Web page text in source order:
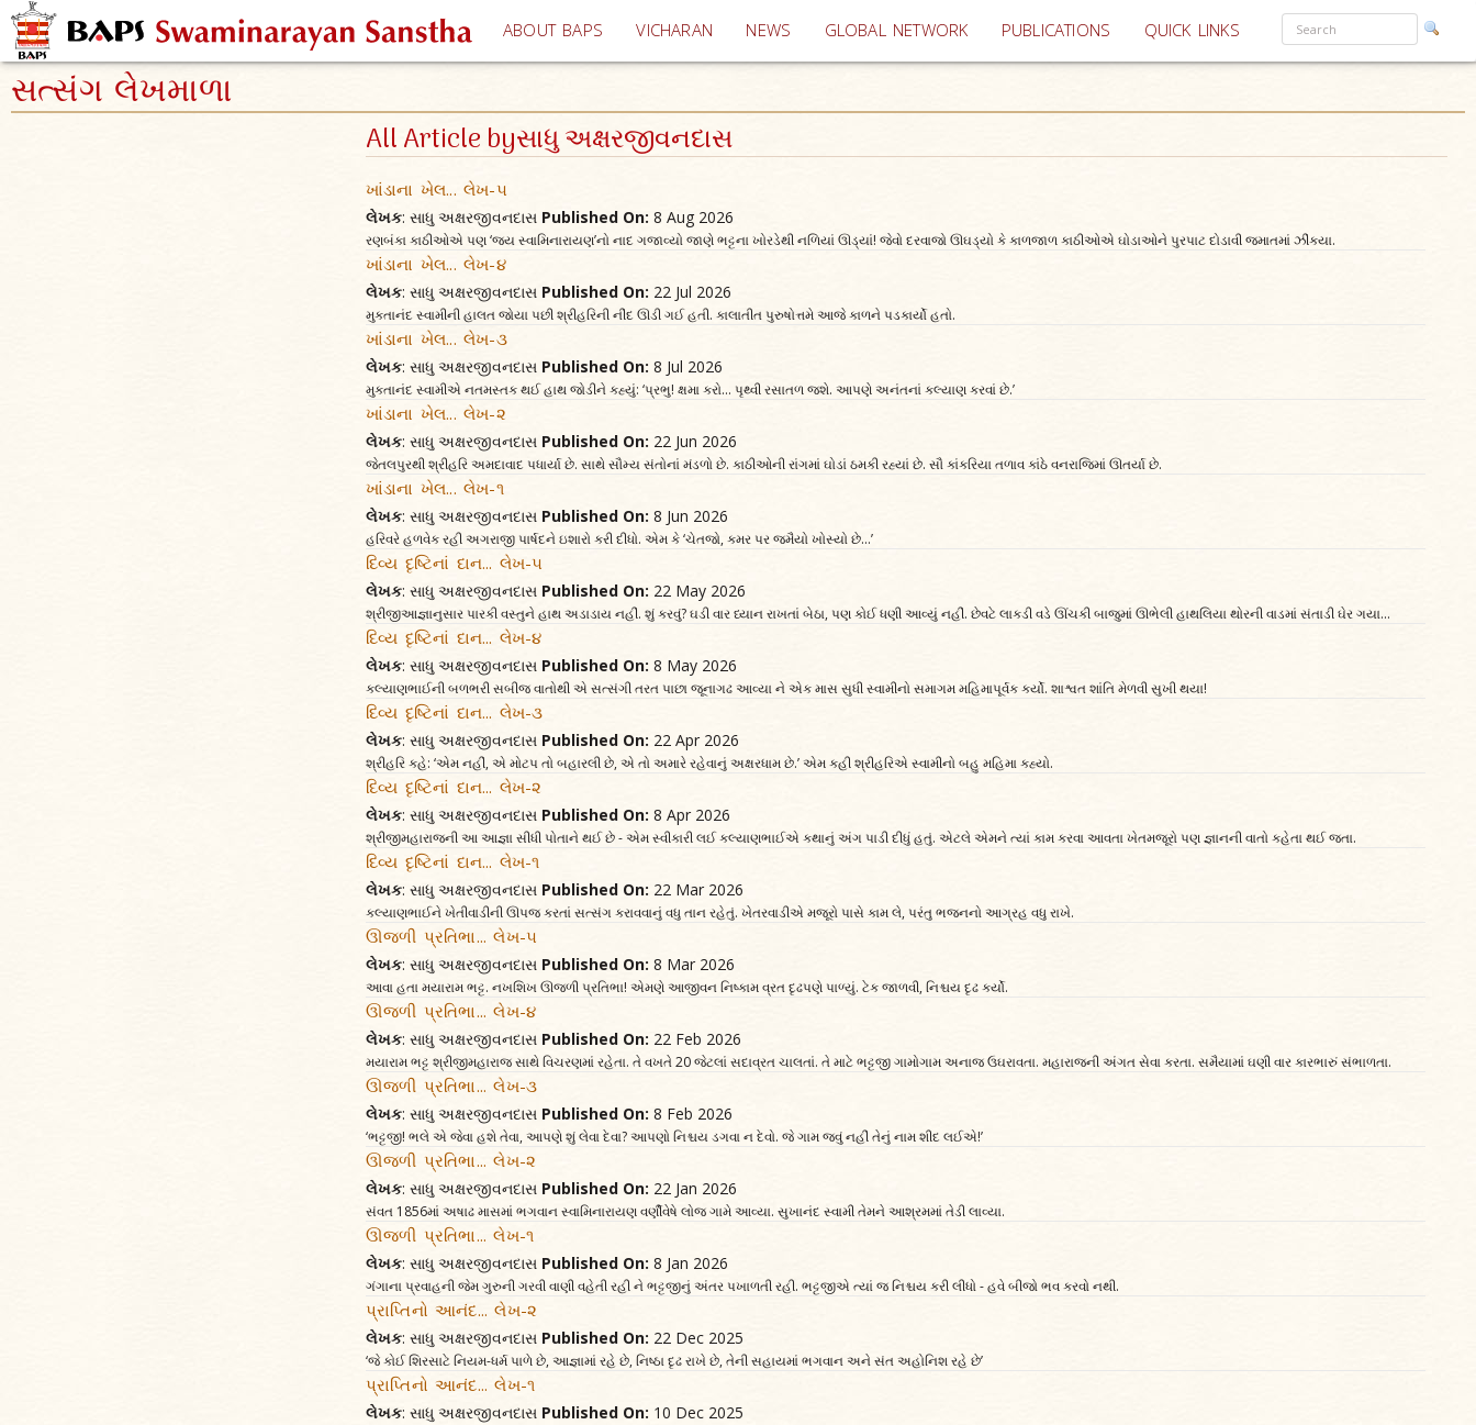
ABOUT BAPS VICHARAN (current)
NEWS GLOBAL NETWORK PUBLICATIONS QUICK LINKS
સત્સંગ લેખમાળા
All Article byસાધુ અક્ષરજીવનદાસ
ખાંડાના ખેલ... લેખ-૫
લેખક: સાધુ અક્ષરજીવનદાસ Published On: 8 Aug 2026
રણબંકા કાઠીઓએ પણ ‘જય સ્વામિનારાયણ’નો નાદ ગજાવ્યો જાણે ભટ્ટના ખોરડેથી નળિયાં ઊડ્યાં! જેવો દરવાજો ઊઘડ્યો કે કાળજાળ કાઠીઓએ ઘોડાઓને પુરપાટ દોડાવી જમાતમાં ઝીંક્યા.
ખાંડાના ખેલ... લેખ-૪
લેખક: સાધુ અક્ષરજીવનદાસ Published On: 22 Jul 2026
મુક્તાનંદ સ્વામીની હાલત જોયા પછી શ્રીહરિની નીંદ ઊડી ગઈ હતી. કાલાતીત પુરુષોત્તમે આજે કાળને પડકાર્યો હતો.
ખાંડાના ખેલ... લેખ-૩
લેખક: સાધુ અક્ષરજીવનદાસ Published On: 8 Jul 2026
મુક્તાનંદ સ્વામીએ નતમસ્તક થઈ હાથ જોડીને કહ્યું: ‘પ્રભુ! ક્ષમા કરો... પૃથ્વી રસાતળ જશે. આપણે અનંતનાં કલ્યાણ કરવાં છે.’
ખાંડાના ખેલ... લેખ-૨
લેખક: સાધુ અક્ષરજીવનદાસ Published On: 22 Jun 2026
જેતલપુરથી શ્રીહરિ અમદાવાદ પધાર્યા છે. સાથે સૌમ્ય સંતોનાં મંડળો છે. કાઠીઓની રાંગમાં ઘોડાં ઠમકી રહ્યાં છે. સૌ કાંકરિયા તળાવ કાંઠે વનરાજિમાં ઊતર્યા છે.
ખાંડાના ખેલ... લેખ-૧
લેખક: સાધુ અક્ષરજીવનદાસ Published On: 8 Jun 2026
હરિવરે હળવેક રહી અગરાજી પાર્ષદને ઇશારો કરી દીધો. એમ કે ‘ચેતજો, કમર પર જમૈયો ખોસ્યો છે...’
દિવ્ય દૃષ્ટિનાં દાન... લેખ-૫
લેખક: સાધુ અક્ષરજીવનદાસ Published On: 22 May 2026
શ્રીજીઆજ્ઞાનુસાર પારકી વસ્તુને હાથ અડાડાય નહીં. શું કરવું? ઘડી વાર ધ્યાન રાખતાં બેઠા, પણ કોઈ ધણી આવ્યું નહીં. છેવટે લાકડી વડે ઊંચકી બાજુમાં ઊભેલી હાથલિયા થોરની વાડમાં સંતાડી ઘેર ગયા...
દિવ્ય દૃષ્ટિનાં દાન... લેખ-૪
લેખક: સાધુ અક્ષરજીવનદાસ Published On: 8 May 2026
કલ્યાણભાઈની બળભરી સબીજ વાતોથી એ સત્સંગી તરત પાછા જૂનાગઢ આવ્યા ને એક માસ સુધી સ્વામીનો સમાગમ મહિમાપૂર્વક કર્યો. શાશ્વત શાંતિ મેળવી સુખી થયા!
દિવ્ય દૃષ્ટિનાં દાન... લેખ-૩
લેખક: સાધુ અક્ષરજીવનદાસ Published On: 22 Apr 2026
શ્રીહરિ કહે: ‘એમ નહીં, એ મોટપ તો બહારલી છે, એ તો અમારે રહેવાનું અક્ષરધામ છે.’ એમ કહી શ્રીહરિએ સ્વામીનો બહુ મહિમા કહ્યો.
દિવ્ય દૃષ્ટિનાં દાન... લેખ-૨
લેખક: સાધુ અક્ષરજીવનદાસ Published On: 8 Apr 2026
શ્રીજીમહારાજની આ આજ્ઞા સીધી પોતાને થઈ છે - એમ સ્વીકારી લઈ કલ્યાણભાઈએ કથાનું અંગ પાડી દીધું હતું. એટલે એમને ત્યાં કામ કરવા આવતા ખેતમજૂરો પણ જ્ઞાનની વાતો કહેતા થઈ જતા.
દિવ્ય દૃષ્ટિનાં દાન... લેખ-૧
લેખક: સાધુ અક્ષરજીવનદાસ Published On: 22 Mar 2026
કલ્યાણભાઈને ખેતીવાડીની ઊપજ કરતાં સત્સંગ કરાવવાનું વધુ તાન રહેતું. ખેતરવાડીએ મજૂરો પાસે કામ લે, પરંતુ ભજનનો આગ્રહ વધુ રાખે.
ઊજળી પ્રતિભા... લેખ-૫
લેખક: સાધુ અક્ષરજીવનદાસ Published On: 8 Mar 2026
આવા હતા મયારામ ભટ્ટ. નખશિખ ઊજળી પ્રતિભા! એમણે આજીવન નિષ્કામ વ્રત દૃઢપણે પાળ્યું. ટેક જાળવી, નિશ્ચય દૃઢ કર્યો.
ઊજળી પ્રતિભા... લેખ-૪
લેખક: સાધુ અક્ષરજીવનદાસ Published On: 22 Feb 2026
મયારામ ભટ્ટ શ્રીજીમહારાજ સાથે વિચરણમાં રહેતા. તે વખતે 20 જેટલાં સદાવ્રત ચાલતાં. તે માટે ભટ્ટજી ગામોગામ અનાજ ઉઘરાવતા. મહારાજની અંગત સેવા કરતા. સમૈયામાં ઘણી વાર કારભારું સંભાળતા.
ઊજળી પ્રતિભા... લેખ-૩
લેખક: સાધુ અક્ષરજીવનદાસ Published On: 8 Feb 2026
‘ભટ્ટજી! ભલે એ જેવા હશે તેવા, આપણે શું લેવા દેવા? આપણો નિશ્ચય ડગવા ન દેવો. જે ગામ જવું નહીં તેનું નામ શીદ લઈએ!’
ઊજળી પ્રતિભા... લેખ-૨
લેખક: સાધુ અક્ષરજીવનદાસ Published On: 22 Jan 2026
સંવત 1856માં અષાઢ માસમાં ભગવાન સ્વામિનારાયણ વર્ણીવેષે લોજ ગામે આવ્યા. સુખાનંદ સ્વામી તેમને આશ્રમમાં તેડી લાવ્યા.
ઊજળી પ્રતિભા... લેખ-૧
લેખક: સાધુ અક્ષરજીવનદાસ Published On: 8 Jan 2026
ગંગાના પ્રવાહની જેમ ગુરુની ગરવી વાણી વહેતી રહી ને ભટ્ટજીનું અંતર પખાળતી રહી. ભટ્ટજીએ ત્યાં જ નિશ્ચય કરી લીધો - હવે બીજો ભવ કરવો નથી.
પ્રાપ્તિનો આનંદ... લેખ-૨
લેખક: સાધુ અક્ષરજીવનદાસ Published On: 22 Dec 2025
‘જે કોઈ શિરસાટે નિયમ-ધર્મ પાળે છે, આજ્ઞામાં રહે છે, નિષ્ઠા દૃઢ રાખે છે, તેની સહાયમાં ભગવાન અને સંત અહોનિશ રહે છે’
પ્રાપ્તિનો આનંદ... લેખ-૧
લેખક: સાધુ અક્ષરજીવનદાસ Published On: 10 Dec 2025